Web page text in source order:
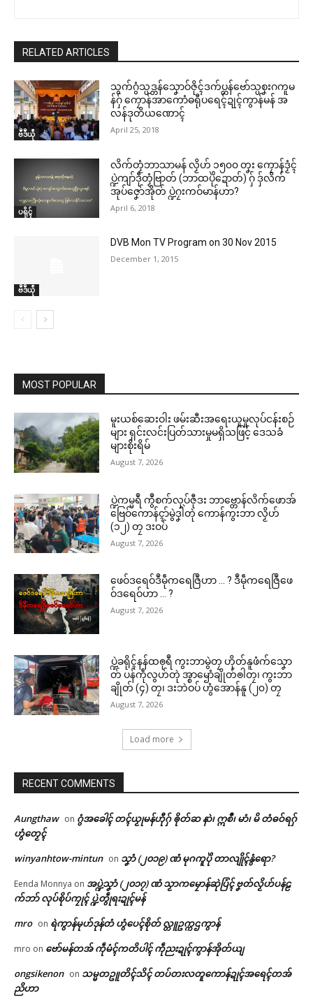
RELATED ARTICLES
ဗဳဒဳယဵု
သွက်ဂွံသ္ပဒ္တန်သၞောဝ်ဇိုၚ်ဒက်ပ္တန်ဗော်သ္ပစၞးဂကူမ
န်ဂှ် ကၠောန်အာကောံဓရီုပရေၚ်ဍုၚ်ကွာန်မန် အ
လန်ဒုတိယဏောၚ်
April 25, 2018
ပရိုၚ်
လိက်တၟံဘာသာမန် လၟိဟ် ၁၅၀၀ တၞး ကၠောန်ဒၟံၚ်
ပ္ဍဲကျာ်ဒဵုတၟံဗြာတ် (ဘာထပိုဲဍောတ်) ဂှ် ဒှ်လိက်
အုပ်ဇၞော်အိုတ် ပ္ဍဲဂၠးကဝ်မာန်ဟာ?
April 6, 2018
ဗဳဒဳယဵု
DVB Mon TV Program on 30 Nov 2015
December 1, 2015
MOST POPULAR
မူးယစ်ဆေးဝါး ဖမ်းဆီးအရေးယူမှုလုပ်ငန်းစဉ်
များ ရှင်းလင်းပြတ်သားမှုမရှိသဖြင့် ဒေသခံ
များစိုးရိမ်
August 7, 2026
ပ္ဍဲကမ္မရဳ ကွဳစက်လုပ်ဇီုဒး ဘာဗ္တောန်လိက်ဖောအ်
ဗြေဝ်ကောန်ၚာ်မွဲဒၞါဲတုဲ ကောန်ကွးဘာ လၟိဟ်
(၁၂) တၠ ဒးဝပ်
August 7, 2026
ဖေဝ်ဒရေဝ်ဒဳမဵုကရေဇြဳဟာ … ? ဒဳမဵုကရေဇြဳဖေ
ဝ်ဒရေဝ်ဟာ … ?
August 7, 2026
ပ္ဍဲခရိုၚ်နန်ထၜုရဳ ကွးဘာမွဲတၠ ဟိုတ်နူဖံက်သၞော
တ် ပန်ကဵုလွဟ်တုဲ အ္စာၝောံချိုတ်ၜါတၠ၊ ကွးဘာ
ချိုတ် (၄) တၠ၊ ဒးဘဲဝပ် ဟွံအောန်နူ (၂၀) တၠ
August 7, 2026
Load more
RECENT COMMENTS
Aungthaw on ဂွံအခေါၚ် တၚ်ယၟုမန်ဟီုဂှ် ၜိုတ်ဆ နာဲ၊ ဣစဳ၊ မာံ၊ မိ တံဓဝ်ရဂှ်
ဟွံတၟေၚ်
winyanhtow-mintun on သၞာံ (၂၀၁၉) ဏံ မုဂကူပိုဲ တာလျိုၚ်နွံရော?
Eenda Monnya on အပ္ဍဲသၞာံ (၂၀၁၇) ဏံ သၟာကမၠောန်ဆုဲပြံၚ် ဗၞတ်လၟိဟ်ပန်ဠ
က်ဘာ် လုပ်စိုပ်ကၠုၚ် ပ္ဍဲတွဵုရးဍုၚ်မန်
mro on ရဲကွာန်မုဟ်ဒုန်တံ ဟွံပေၚ်စိုတ် လ္တူဥက္ကဌကွာန်
mro on ဗော်မန်တအ် ကဵုမံၚ်ကတိပါၚ် ကဵုညးဍုၚ်ကွာန်အိုတ်ယျ
ongsikenon on သမ္မတဥူတိၚ်သိၚ် တပ်တးလတူကောန်ဍုၚ်အရေၚ်တအ်
ညိဟာ